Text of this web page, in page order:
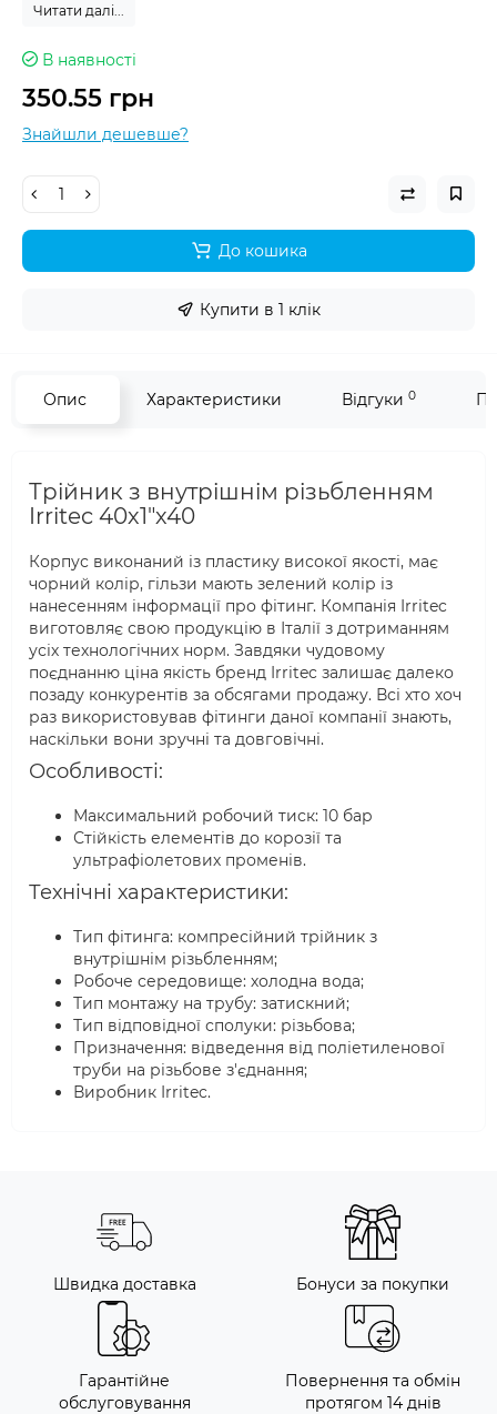
Читати далі...
В наявності
350.55 грн
Знайшли дешевше?
До кошика
Купити в 1 клік
Опис Характеристики Відгуки 0
Трійник з внутрішнім різьбленням
Irritec 40х1"х40
Корпус виконаний із пластику високої якості, має
чорний колір, гільзи мають зелений колір із
нанесенням інформації про фітинг. Компанія Irritec
виготовляє свою продукцію в Італії з дотриманням
усіх технологічних норм. Завдяки чудовому
поєднанню ціна якість бренд Irritec залишає далеко
позаду конкурентів за обсягами продажу. Всі хто хоч
раз використовував фітинги даної компанії знають,
наскільки вони зручні та довговічні.
Особливості:
Максимальний робочий тиск: 10 бар
Стійкість елементів до корозії та
ультрафіолетових променів.
Технічні характеристики:
Тип фітинга: компресійний трійник з
внутрішнім різьбленням;
Робоче середовище: холодна вода;
Тип монтажу на трубу: затискний;
Тип відповідної сполуки: різьбова;
Призначення: відведення від поліетиленової
труби на різьбове з'єднання;
Виробник Irritec.
Швидка доставка Бонуси за покупки
Гарантійне
обслуговування
Повернення та обмін
протягом 14 днів